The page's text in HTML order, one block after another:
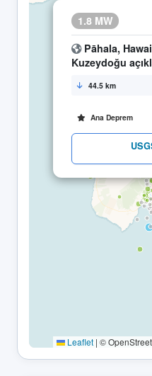
1.8 MW
Pāhala,
Kuzeydoğu
44.5 km
Ana Deprem
Leaflet | ©